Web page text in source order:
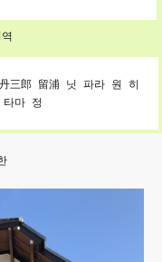
丹三郎 留浦 닛 파라 원 히
타마 정